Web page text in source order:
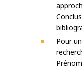
Pour